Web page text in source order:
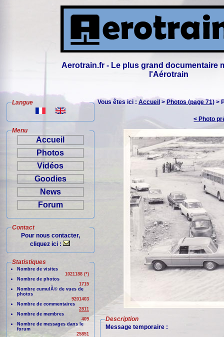
Aerotrain.fr - Le plus grand documentaire
l'Aérotrain
Langue
Menu
Accueil
Photos
Vidéos
Goodies
News
Forum
Contact
Pour nous contacter,
cliquez ici :
Statistiques
Nombre de visites
1021188 (*)
Nombre de photos
1715
Nombre cumulÃ© de vues de
photos
9201403
Nombre de commentaires
2811
Nombre de membres
409
Nombre de messages dans le
forum
25851
Vous êtes ici : Accueil > Photos (page 71) >
< Photo
Description
Message temporaire :